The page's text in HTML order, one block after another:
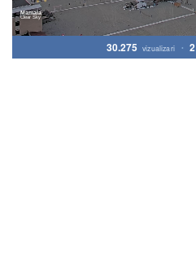
30.275 vizualizari • 2